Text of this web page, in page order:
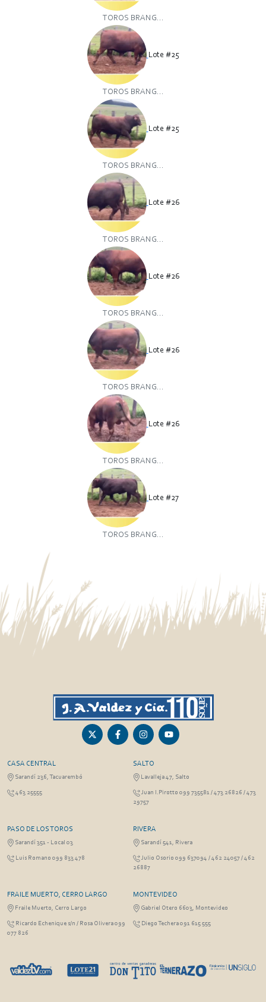
TOROS BRANG...
Lote #25
TOROS BRANG...
Lote #25
TOROS BRANG...
Lote #26
TOROS BRANG...
Lote #26
TOROS BRANG...
Lote #26
TOROS BRANG...
Lote #26
TOROS BRANG...
Lote #27
TOROS BRANG...
CASA CENTRAL
Sarandí 236, Tacuarembó
463 25555
SALTO
Lavalleja 47, Salto
Juan I.Pirotto 099 735581 / 473 26826 / 473
29757
PASO DE LOS TOROS
Sarandí 351 - Local 03
Luis Romano 099 833 478
RIVERA
Sarandí 541, Rivera
Julio Osorio 099 637094 / 462 24057 / 462
26887
FRAILE MUERTO, CERRO LARGO
Fraile Muerto, Cerro Largo
Ricardo Echenique s/n / Rosa Olivera 099
077 826
MONTEVIDEO
Gabriel Otero 6603, Montevideo
Diego Techera 091 615 555